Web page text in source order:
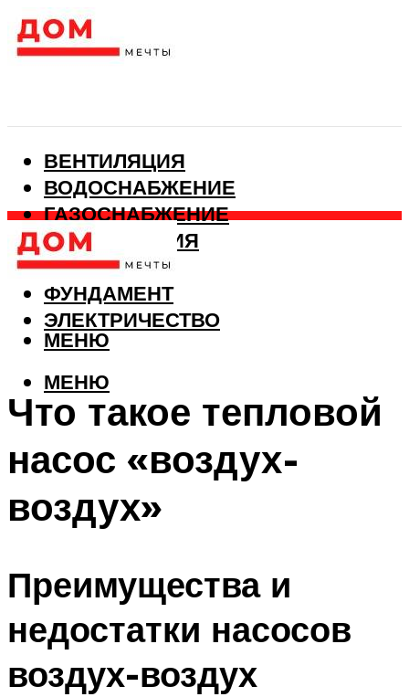
ВЕНТИЛЯЦИЯ
ВОДОСНАБЖЕНИЕ
ГАЗОСНАБЖЕНИЕ
КАНАЛИЗАЦИЯ
ОТОПЛЕНИЕ
ФУНДАМЕНТ
ЭЛЕКТРИЧЕСТВО
МЕНЮ
МЕНЮ
Что такое тепловой
насос «воздух-
воздух»
Преимущества и
недостатки насосов
воздух-воздух